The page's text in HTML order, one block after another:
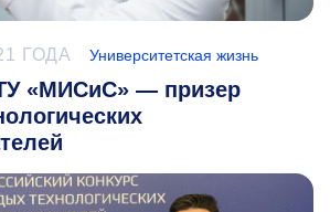
ГОДА Университетская жизнь
«МИСиС» — призер